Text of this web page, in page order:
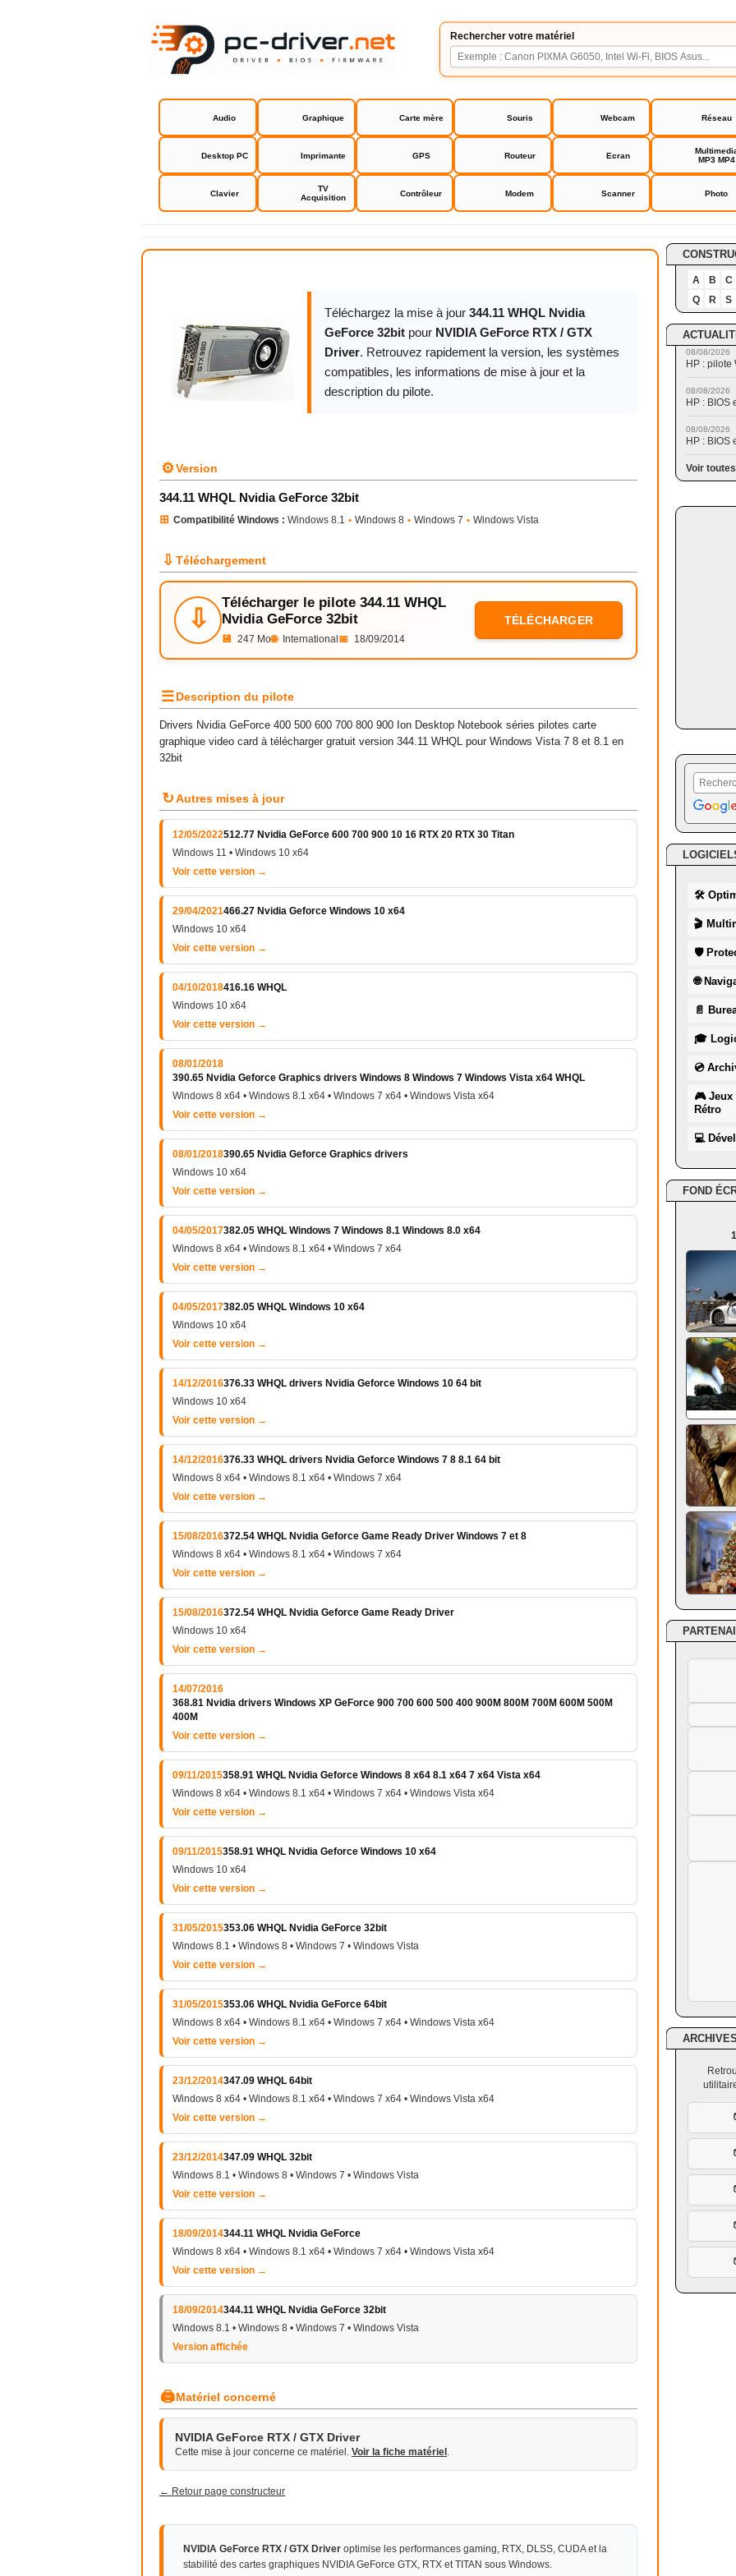
Rechercher votre matériel
Audio Graphique Carte mère Souris Webcam Réseau
Desktop PC Imprimante GPS Routeur Ecran
MP3 MP4
Clavier
TV
Acquisition
Contrôleur Modem Scanner Photo
NVIDIA GeForce RTX / GTX Driver
Téléchargez la mise à jour 344.11 WHQL Nvidia
GeForce 32bit pour NVIDIA GeForce RTX / GTX
Driver. Retrouvez rapidement la version, les systèmes
compatibles, les informations de mise à jour et la
description du pilote.
⚙Version
344.11 WHQL Nvidia GeForce 32bit
⊞ Compatibilité Windows : Windows 8.1 • Windows 8 • Windows 7 • Windows Vista
⇩ Téléchargement
⇩
Télécharger le pilote 344.11 WHQL
Nvidia GeForce 32bit
💾 247 Mo🌐 International 📅 18/09/2014
TÉLÉCHARGER
☰Description du pilote
Drivers Nvidia GeForce 400 500 600 700 800 900 Ion Desktop Notebook séries pilotes carte
graphique video card à télécharger gratuit version 344.11 WHQL pour Windows Vista 7 8 et 8.1 en
32bit
↻Autres mises à jour
12/05/2022512.77 Nvidia GeForce 600 700 900 10 16 RTX 20 RTX 30 Titan
Windows 11 • Windows 10 x64
Voir cette version →
29/04/2021466.27 Nvidia Geforce Windows 10 x64
Windows 10 x64
Voir cette version →
04/10/2018416.16 WHQL
Windows 10 x64
Voir cette version →
08/01/2018
390.65 Nvidia Geforce Graphics drivers Windows 8 Windows 7 Windows Vista x64 WHQL
Windows 8 x64 • Windows 8.1 x64 • Windows 7 x64 • Windows Vista x64
Voir cette version →
08/01/2018390.65 Nvidia Geforce Graphics drivers
Windows 10 x64
Voir cette version →
04/05/2017382.05 WHQL Windows 7 Windows 8.1 Windows 8.0 x64
Windows 8 x64 • Windows 8.1 x64 • Windows 7 x64
Voir cette version →
04/05/2017382.05 WHQL Windows 10 x64
Windows 10 x64
Voir cette version →
14/12/2016376.33 WHQL drivers Nvidia Geforce Windows 10 64 bit
Windows 10 x64
Voir cette version →
14/12/2016376.33 WHQL drivers Nvidia Geforce Windows 7 8 8.1 64 bit
Windows 8 x64 • Windows 8.1 x64 • Windows 7 x64
Voir cette version →
15/08/2016372.54 WHQL Nvidia Geforce Game Ready Driver Windows 7 et 8
Windows 8 x64 • Windows 8.1 x64 • Windows 7 x64
Voir cette version →
15/08/2016372.54 WHQL Nvidia Geforce Game Ready Driver
Windows 10 x64
Voir cette version →
14/07/2016
368.81 Nvidia drivers Windows XP GeForce 900 700 600 500 400 900M 800M 700M 600M 500M
400M
Voir cette version →
09/11/2015358.91 WHQL Nvidia Geforce Windows 8 x64 8.1 x64 7 x64 Vista x64
Windows 8 x64 • Windows 8.1 x64 • Windows 7 x64 • Windows Vista x64
Voir cette version →
09/11/2015358.91 WHQL Nvidia Geforce Windows 10 x64
Windows 10 x64
Voir cette version →
31/05/2015353.06 WHQL Nvidia GeForce 32bit
Windows 8.1 • Windows 8 • Windows 7 • Windows Vista
Voir cette version →
31/05/2015353.06 WHQL Nvidia GeForce 64bit
Windows 8 x64 • Windows 8.1 x64 • Windows 7 x64 • Windows Vista x64
Voir cette version →
23/12/2014347.09 WHQL 64bit
Windows 8 x64 • Windows 8.1 x64 • Windows 7 x64 • Windows Vista x64
Voir cette version →
23/12/2014347.09 WHQL 32bit
Windows 8.1 • Windows 8 • Windows 7 • Windows Vista
Voir cette version →
18/09/2014344.11 WHQL Nvidia GeForce
Windows 8 x64 • Windows 8.1 x64 • Windows 7 x64 • Windows Vista x64
Voir cette version →
18/09/2014344.11 WHQL Nvidia GeForce 32bit
Windows 8.1 • Windows 8 • Windows 7 • Windows Vista
Version affichée
🖨Matériel concerné
NVIDIA GeForce RTX / GTX Driver
Cette mise à jour concerne ce matériel. Voir la fiche matériel .
← Retour page constructeur
NVIDIA GeForce RTX / GTX Driver optimise les performances gaming, RTX, DLSS, CUDA et la
stabilité des cartes graphiques NVIDIA GeForce GTX, RTX et TITAN sous Windows.
A B
C
Q
R S
08/08/2026
HP : pilote
08/08/2026
HP : BIOS
08/08/2026
HP : BIOS
Voir
🛠
🎬
🛡
🌐
📄
🎓
💿
🎮 Jeux
Rétro
💻
FOND